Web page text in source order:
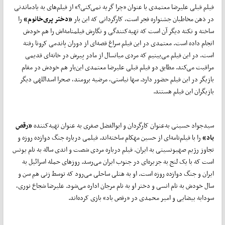
فیلم قبلی علیرضا معتمدی با عنوان «چرا گریه نمی‌کنی؟» از فیلم‌های به یادماندنی
در ذهن مخاطبان جشنواره فجر است، کارگردانی که این بار «دختر پری‌خانوم»را
ساخته و نکته دیگر آن است که تهیه‌کنندگی و نگارش فیلمنامه‌اش را هم خودش
انجام داده است. معتمدی در این فیلم سراغ قصه‌ای از دوران پاندمی کرونا رفته
است. در این فیلم می‌بینیم که مردی میانسال از مادر پیرش در خانه‌ای قدیمی
مراقبت می‌کند. مطابق دو فیلم قبلی علیرضا معتمدی این‌بار هم خودش در مقام
بازیگر در این فیلم حضور دارد. سها نیاستی، مرضیه برومند، صحرا اسداللهی دیگر
بازیگران این فیلم هستند.
سیدجواد حسینی به‌عنوان کارگردان و ابوالفضل صفری به عنوان تهیه‌کننده«رقص
باد»را با فیلم‌نامه‌ای از حسین مهکام ساخته‌اند. فیلمی درباره جنگ دوازده روزه و
تجاوز رژیم صهیونسیتی به ایران. فیلم درباره مردی شصت و اندی ساله به نام یونس
است که با یک لنج به جزیره‌ای در جنوب ایران می‌رسد. روزهای حمله اسرائیل به
ایران و جنگ دوازده روزه است. او به هتلی ساحلی می‌رود که توسط زنی هم سن و
سال خودش به نام انسی و دختر او به نام مرجان اداره می‌شود. علیرضا شجاع نوری،
سودابه بیضایی و امیر محمدی در «رقص باد» بازی کرده‌اند.